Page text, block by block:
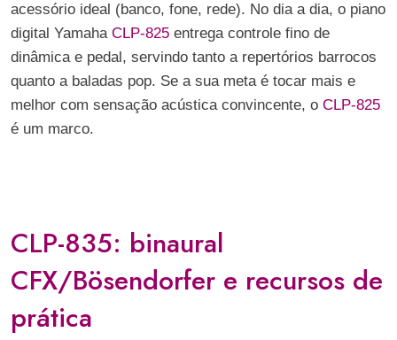
acessório ideal (banco, fone, rede). No dia a dia, o piano
digital Yamaha CLP-825 entrega controle fino de
dinâmica e pedal, servindo tanto a repertórios barrocos
quanto a baladas pop. Se a sua meta é tocar mais e
melhor com sensação acústica convincente, o CLP-825
é um marco.
CLP-835: binaural
CFX/Bösendorfer e recursos de
prática